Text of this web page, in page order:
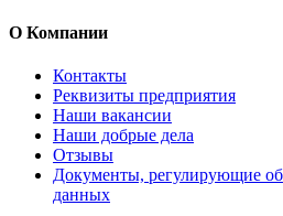
О Компании
Контакты
Реквизиты предприятия
Наши вакансии
Наши добрые дела
Отзывы
Документы, регулирующие
данных